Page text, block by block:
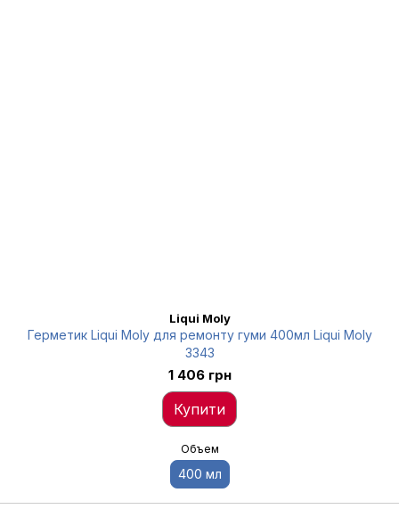
Liqui Moly
Герметик Liqui Moly для ремонту гуми 400мл Liqui Moly
3343
1 406 грн
Купити
Объем
400 мл